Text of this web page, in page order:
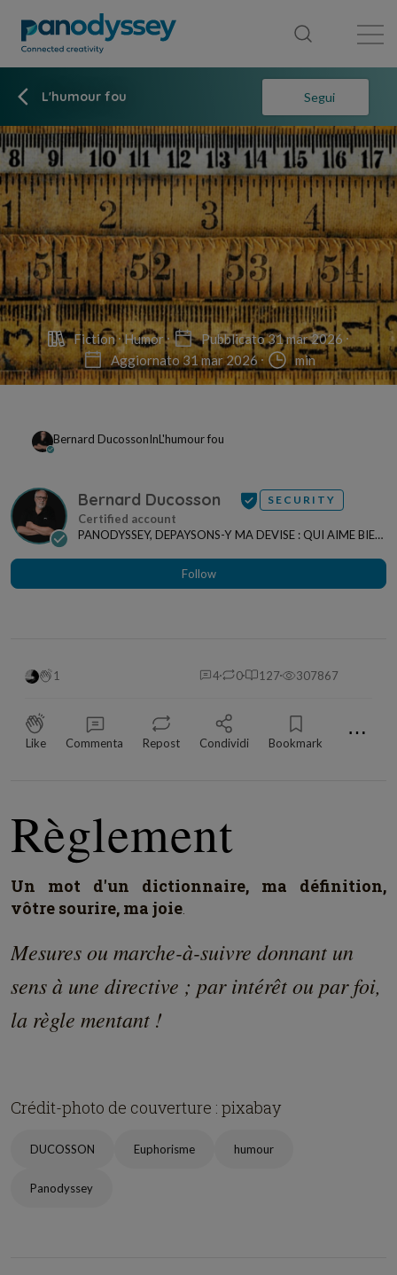
L'humour fou Segui
Fiction Humor
Pubblicato 31 mar 2026
Aggiornato 31 mar 2026
min
Bernard DucossonInL'humour fou
Bernard Ducosson SECURITY
PANODYSSEY, DEPAYSONS-Y MA DEVISE : QUI AIME BIEN,
Follow
1 4 0 127 307867
Like Commenta Repost Condividi Bookmark ⋯
Règlement
Un mot d'un dictionnaire, ma définition,
vôtre sourire, ma joie.
Mesures ou marche-à-suivre donnant un
sens à une directive ; par intérêt ou par foi,
la règle mentant !
Crédit-photo de couverture : pixabay
DUCOSSON Euphorisme humour
Panodyssey